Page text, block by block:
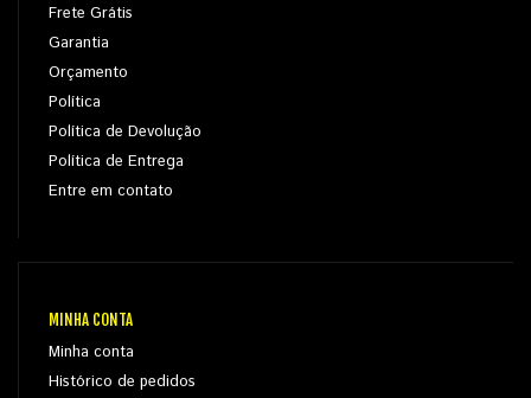
Frete Grátis
Garantia
Orçamento
Política
Política de Devolução
Política de Entrega
Entre em contato
MINHA CONTA
Minha conta
Histórico de pedidos